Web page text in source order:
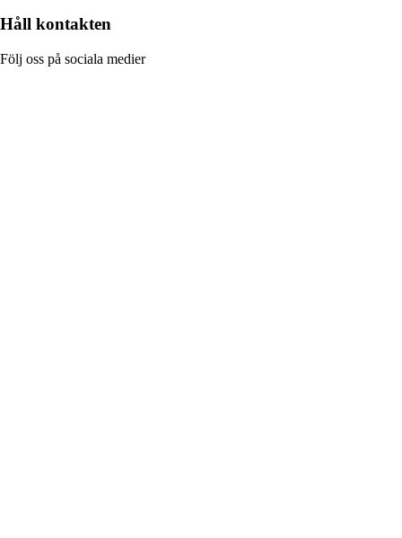
Håll kontakten
Följ oss på sociala medier